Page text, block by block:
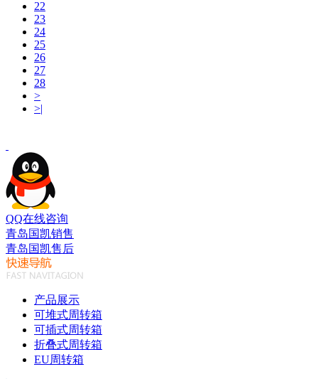
22
23
24
25
26
27
28
>
>|
QQ在线咨询
青岛国凯销售
青岛国凯售后
产品展示
可堆式周转箱
可插式周转箱
折叠式周转箱
EU周转箱